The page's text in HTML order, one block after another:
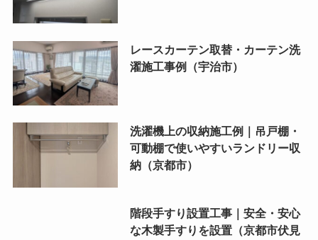
レースカーテン取替・カーテン洗
濯施工事例（宇治市）
洗濯機上の収納施工例｜吊戸棚・
可動棚で使いやすいランドリー収
納（京都市）
階段手すり設置工事｜安全・安心
な木製手すりを設置（京都市伏見